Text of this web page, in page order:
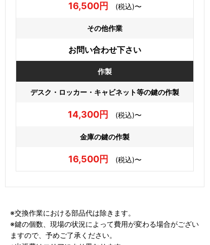
16,500円 (税込)〜
その他作業
お問い合わせ下さい
作製
デスク・ロッカー・キャビネット等の鍵の作製
14,300円 (税込)〜
金庫の鍵の作製
16,500円 (税込)〜
※交換作業における部品代は除きます。
※鍵の個数、現場の状況によって費用が変わる場合がござい
ますので、予めご了承ください。